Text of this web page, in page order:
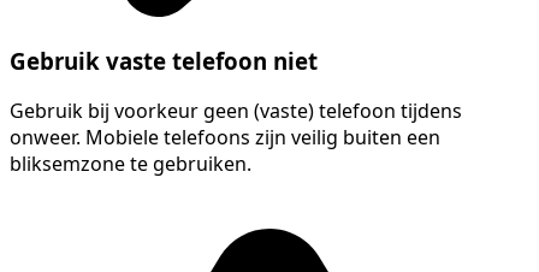
Gebruik vaste telefoon niet
Gebruik bij voorkeur geen (vaste) telefoon tijdens
onweer. Mobiele telefoons zijn veilig buiten een
bliksemzone te gebruiken.